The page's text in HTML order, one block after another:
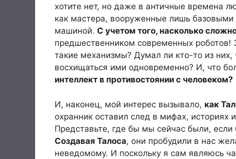
хотите нет, но даже в античные времена
как мастера, вооруженные лишь базовыми
машиной. С учетом того, насколько
предшественником современных роботов!
такие механизмы? Думал ли кто-то из
восхищаться ими одновременно? И, что
интеллект в противостоянии с человеком?
И, наконец, мой интерес вызывало, как
охранник оставил след в мифах,
Представьте, где бы мы сейчас были, если
Создавая Талоса, они пробудили в нас
неведомому. И поскольку я сам являюсь